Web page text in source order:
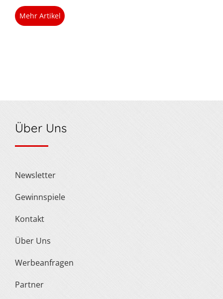
Mehr Artikel
Über Uns
Newsletter
Gewinnspiele
Kontakt
Über Uns
Werbeanfragen
Partner